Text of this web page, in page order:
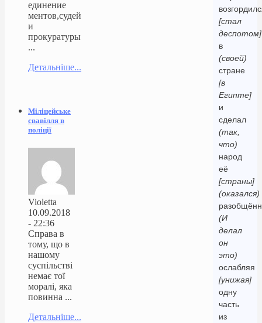
[стал
деспотом]
в
(своей)
стране
[в
Египте]
и
сделал
(так,
что)
народ
её
[страны]
(оказался)
(И
делал
он
это)
ослабляя
[унижая]
одну
часть
из
единение
ментов,судей
и
прокуратуры
...
Детальніше...
Міліцейське
свавілля в
поліції
Violetta
10.09.2018
- 22:36
Справа в
тому, що в
нашому
суспільстві
немає тої
моралі, яка
повинна ...
Детальніше...